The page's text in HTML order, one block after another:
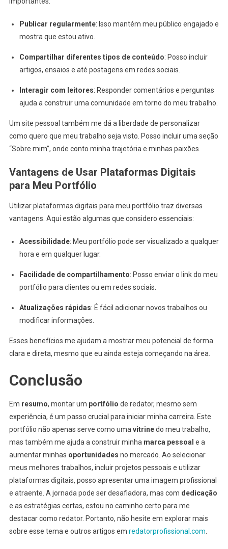
Publicar regularmente: Isso mantém meu público engajado e
mostra que estou ativo.
Compartilhar diferentes tipos de conteúdo: Posso incluir
artigos, ensaios e até postagens em redes sociais.
Interagir com leitores: Responder comentários e perguntas
ajuda a construir uma comunidade em torno do meu trabalho.
Um site pessoal também me dá a liberdade de personalizar
como quero que meu trabalho seja visto. Posso incluir uma seção
“Sobre mim”, onde conto minha trajetória e minhas paixões.
Vantagens de Usar Plataformas Digitais
para Meu Portfólio
Utilizar plataformas digitais para meu portfólio traz diversas
vantagens. Aqui estão algumas que considero essenciais:
Acessibilidade: Meu portfólio pode ser visualizado a qualquer
hora e em qualquer lugar.
Facilidade de compartilhamento: Posso enviar o link do meu
portfólio para clientes ou em redes sociais.
Atualizações rápidas: É fácil adicionar novos trabalhos ou
modificar informações.
Esses benefícios me ajudam a mostrar meu potencial de forma
clara e direta, mesmo que eu ainda esteja começando na área.
Conclusão
Em resumo, montar um portfólio de redator, mesmo sem
experiência, é um passo crucial para iniciar minha carreira. Este
portfólio não apenas serve como uma vitrinedo meu trabalho,
mas também me ajuda a construir minha marca pessoal e a
aumentar minhas oportunidades no mercado. Ao selecionar
meus melhores trabalhos, incluir projetos pessoais e utilizar
plataformas digitais, posso apresentar uma imagem profissional
e atraente. A jornada pode ser desafiadora, mas com dedicação
e as estratégias certas, estou no caminho certo para me
destacar como redator. Portanto, não hesite em explorar mais
sobre esse tema e outros artigos em redatorprofissional.com